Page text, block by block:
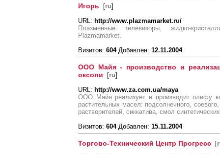
Игорь [ru]
URL: http://www.plazmamarket.ru/
Плазменные телевизоры, жидко-
Plazmamarket.
Визитов: 604Добавлен: 12.11.2004
ООО Майя - производство и
оксоли [ru]
URL: http://www.za.com.ua/maya
ООО Майя реализует и производит олифу
растительных масел: подсолнечного,
растворителей, сиккатива, смол
Визитов: 604Добавлен: 15.11.2004
Торгово-Технический Центр Прогресс [